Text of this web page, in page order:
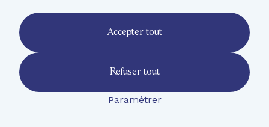
Accepter tout
Refuser tout
Paramétrer